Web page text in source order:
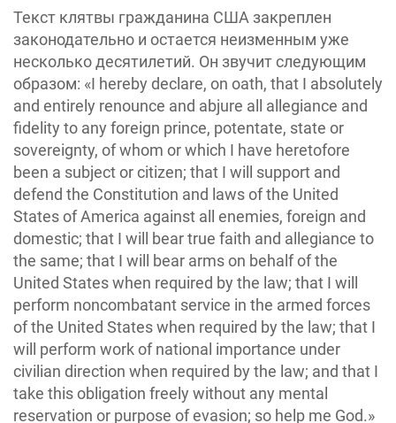
Текст клятвы гражданина США закреплен
законодательно и остается неизменным уже
несколько десятилетий. Он звучит следующим
образом: «I hereby declare, on oath, that I absolutely
and entirely renounce and abjure all allegiance and
fidelity to any foreign prince, potentate, state or
sovereignty, of whom or which I have heretofore
been a subject or citizen; that I will support and
defend the Constitution and laws of the United
States of America against all enemies, foreign and
domestic; that I will bear true faith and allegiance to
the same; that I will bear arms on behalf of the
United States when required by the law; that I will
perform noncombatant service in the armed forces
of the United States when required by the law; that I
will perform work of national importance under
civilian direction when required by the law; and that I
take this obligation freely without any mental
reservation or purpose of evasion; so help me God.»